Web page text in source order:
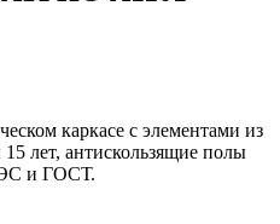
каркасе с элементами из
лет, антискользящие полы
и ГОСТ.